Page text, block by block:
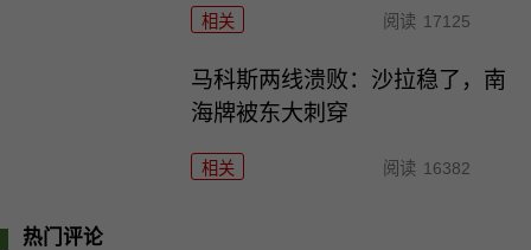
相关 阅读 17125
马科斯两线溃败：沙拉稳了，南
海牌被东大刺穿
相关 阅读 16382
热门评论